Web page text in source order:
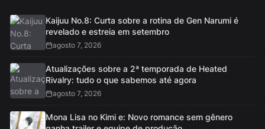
Kaijuu No.8: Curta sobre a rotina de Gen Narumi é
revelado e estreia em setembro
agosto 7, 2026
Atualizações sobre a 2ª temporada de Heated
Rivalry: tudo o que sabemos até agora
agosto 7, 2026
Mona Lisa no Kimi e: Novo romance sem gênero